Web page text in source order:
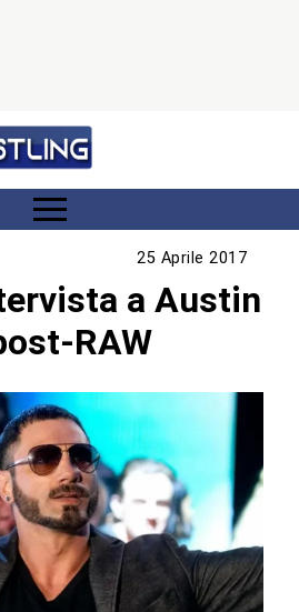
25 Aprile 2017
a Austin
RAW